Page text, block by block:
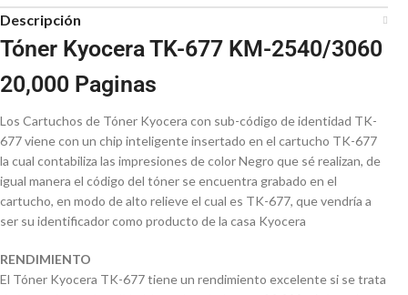
Descripción
Tóner Kyocera TK-677 KM-2540/3060
20,000 Paginas
Los Cartuchos de Tóner Kyocera con sub-código de identidad TK-
677 viene con un chip inteligente insertado en el cartucho TK-677
la cual contabiliza las impresiones de color Negro que sé realizan, de
igual manera el código del tóner se encuentra grabado en el
cartucho, en modo de alto relieve el cual es TK-677, que vendría a
ser su identificador como producto de la casa Kyocera
RENDIMIENTO
El Tóner Kyocera TK-677 tiene un rendimiento excelente si se trata